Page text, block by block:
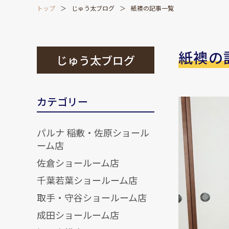
トップ じゅう太ブログ 紙襖の記事一覧
紙襖の
じゅう太ブログ
カテゴリー
パルナ 稲敷・佐原ショール
ーム店
佐倉ショールーム店
千葉若葉ショールーム店
取手・守谷ショールーム店
成田ショールーム店